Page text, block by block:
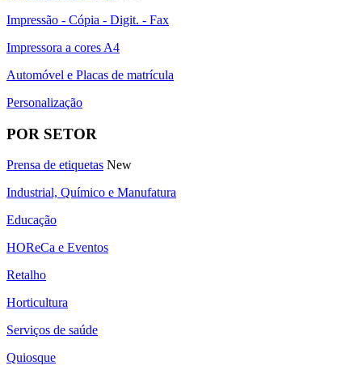
Impressão - Cópia - Digit. - Fax
Impressora a cores A4
Automóvel e Placas de matrícula
Personalização
POR SETOR
Prensa de etiquetas New
Industrial, Químico e Manufatura
Educação
HOReCa e Eventos
Retalho
Horticultura
Serviços de saúde
Quiosque